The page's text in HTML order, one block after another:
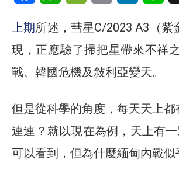
上期所述，彗星C/2023 A3（
現，正應驗了掃把星帶來不祥
戰、韓國危機及敍利亞變天。
但是從科學的角度，每天天上
連連？就以現在為例，天上有
可以看到，但為什麼緬甸內戰